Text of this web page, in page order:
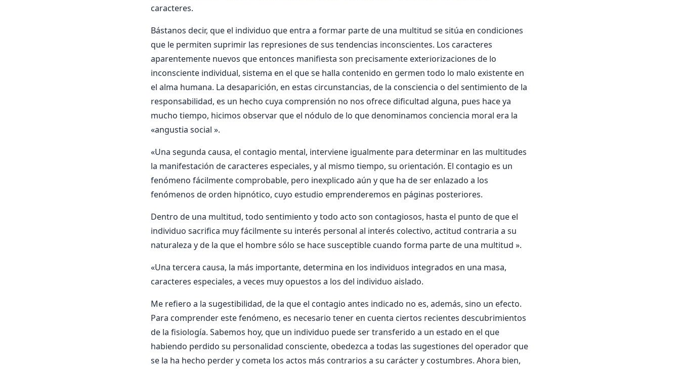
caracteres.
Bástanos decir, que el individuo que entra a formar parte de una multitud se sitúa en condiciones
que le permiten suprimir las represiones de sus tendencias inconscientes. Los caracteres
aparentemente nuevos que entonces manifiesta son precisamente exteriorizaciones de lo
inconsciente individual, sistema en el que se halla contenido en germen todo lo malo existente en
el alma humana. La desaparición, en estas circunstancias, de la consciencia o del sentimiento de la
responsabilidad, es un hecho cuya comprensión no nos ofrece dificultad alguna, pues hace ya
mucho tiempo, hicimos observar que el nódulo de lo que denominamos conciencia moral era la
«angustia social ».
«Una segunda causa, el contagio mental, interviene igualmente para determinar en las multitudes
la manifestación de caracteres especiales, y al mismo tiempo, su orientación. El contagio es un
fenómeno fácilmente comprobable, pero inexplicado aún y que ha de ser enlazado a los
fenómenos de orden hipnótico, cuyo estudio emprenderemos en páginas posteriores.
Dentro de una multitud, todo sentimiento y todo acto son contagiosos, hasta el punto de que el
individuo sacrifica muy fácilmente su interés personal al interés colectivo, actitud contraria a su
naturaleza y de la que el hombre sólo se hace susceptible cuando forma parte de una multitud ».
«Una tercera causa, la más importante, determina en los individuos integrados en una masa,
caracteres especiales, a veces muy opuestos a los del individuo aislado.
Me refiero a la sugestibilidad, de la que el contagio antes indicado no es, además, sino un efecto.
Para comprender este fenómeno, es necesario tener en cuenta ciertos recientes descubrimientos
de la fisiologí­a. Sabemos hoy, que un individuo puede ser transferido a un estado en el que
habiendo perdido su personalidad consciente, obedezca a todas las sugestiones del operador que
se la ha hecho perder y cometa los actos más contrarios a su carácter y costumbres. Ahora bien,